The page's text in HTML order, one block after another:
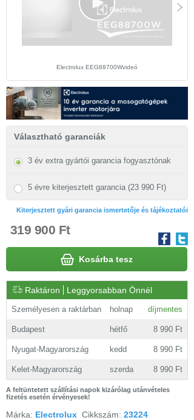
Electrolux EEG88700Wvideó
Választható garanciák
3 év extra gyártói garancia fogyasztónak
5 évre kiterjesztett garancia (23 990 Ft)
Kiterjesztett gyári garancia ismertetője és tájékoztatói
319 900 Ft
Kosárba tesz
Raktáron Leggyorsabban Önnél
Személyesen a raktárban holnap díjmentes
Budapest hétfő 8 990 Ft
Nyugat-Magyarország kedd 8 990 Ft
Kelet-Magyarország szerda 8 990 Ft
A feltüntetett szállítási napok kizárólag utánvételes
fizetés esetén érvényesek!
Márka: Electrolux Cikkszám: 23224